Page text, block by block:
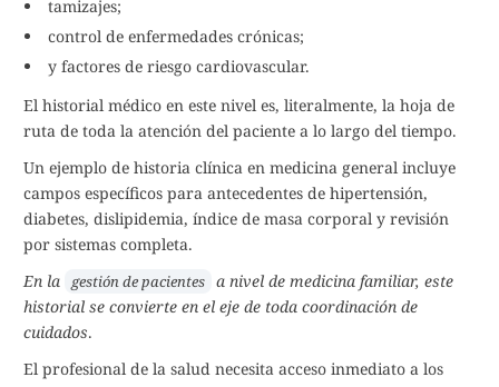
tamizajes;
control de enfermedades crónicas;
y factores de riesgo cardiovascular.
El historial médico en este nivel es, literalmente, la hoja de
ruta de toda la atención del paciente a lo largo del tiempo.
Un ejemplo de historia clínica en medicina general incluye
campos específicos para antecedentes de hipertensión,
diabetes, dislipidemia, índice de masa corporal y revisión
por sistemas completa.
En la
gestión de pacientes a nivel de medicina familiar, este
historial se convierte en el eje de toda coordinación de
cuidados.
El profesional de la salud necesita acceso inmediato a los